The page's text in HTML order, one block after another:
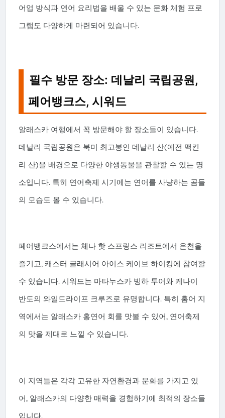
어업 방식과 연어 요리법을 배울 수 있는 문화 체험 프로
그램도 다양하게 마련되어 있습니다.
필수 방문 장소: 데날리 국립공원,
페어뱅크스, 시워드
알래스카 여행에서 꼭 방문해야 할 장소들이 있습니다.
데날리 국립공원은 북미 최고봉인 데날리 산(예전 맥킨
리 산)을 배경으로 다양한 야생동물을 관찰할 수 있는 명
소입니다. 특히 연어축제 시기에는 연어를 사냥하는 곰들
의 모습도 볼 수 있습니다.
페어뱅크스에서는 체나 핫 스프링스 리조트에서 온천을
즐기고, 캐스터 글래시어 아이스 케이브 하이킹에 참여할
수 있습니다. 시워드는 마타누스카 빙하 투어와 케나이
반도의 와일드라이프 크루즈로 유명합니다. 특히 홈어 지
역에서는 알래스카 홍연어 회를 맛볼 수 있어, 연어축제
의 맛을 제대로 느낄 수 있습니다.
이 지역들은 각각 고유한 자연환경과 문화를 가지고 있
어, 알래스카의 다양한 매력을 경험하기에 최적의 장소들
입니다.